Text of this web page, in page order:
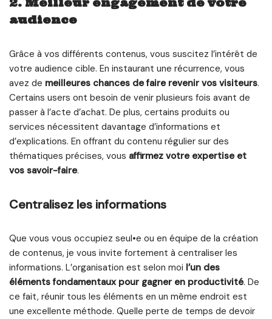
2. Meilleur engagement de votre
audience
Grâce à vos différents contenus, vous suscitez l’intérêt de
votre audience cible. En instaurant une récurrence, vous
avez de meilleures chances de faire revenir vos visiteurs.
Certains users ont besoin de venir plusieurs fois avant de
passer à l’acte d’achat. De plus, certains produits ou
services nécessitent davantage d’informations et
d’explications. En offrant du contenu régulier sur des
thématiques précises, vous affirmez votre expertise et
vos savoir-faire.
Centralisez les informations
Que vous vous occupiez seul•e ou en équipe de la création
de contenus, je vous invite fortement à centraliser les
informations. L’organisation est selon moi l’un des
éléments fondamentaux pour gagner en productivité. De
ce fait, réunir tous les éléments en un même endroit est
une excellente méthode. Quelle perte de temps de devoir